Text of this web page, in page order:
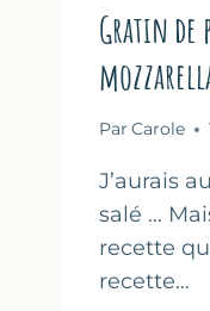
Gratin de
Par Carole
J’aurais
salé …
recette
recette…